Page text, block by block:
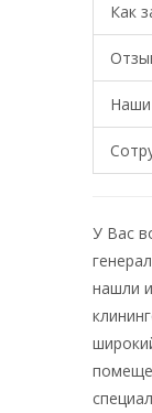
Как
У Вас
нашли